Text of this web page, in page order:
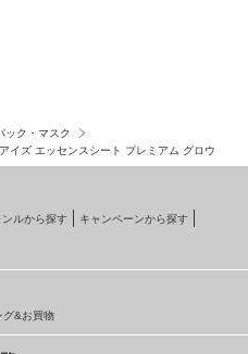
ック・マスク
イズ エッセンスシート プレミアム グロウ
ンルから探す キャンペーンから探す
グ&お買物